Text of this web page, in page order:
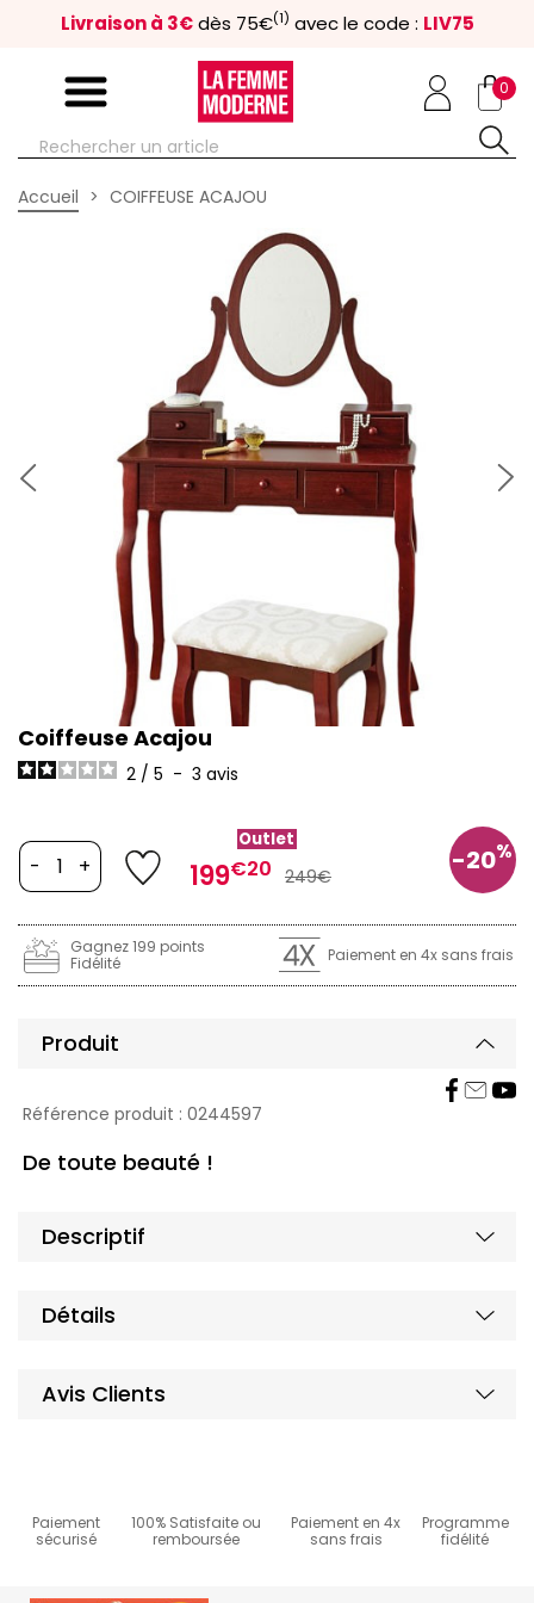
Livraison à 3€ dès 75€(1) avec le code : LIV75
0
Accueil COIFFEUSE ACAJOU
Coiffeuse Acajou
2 / 5 - 3 avis
Outlet
199€20 249€
-20%
- +
Gagnez 199 points
Fidélité
Paiement en 4x sans frais
Produit
Référence produit : 0244597
De toute beauté !
Descriptif
Détails
Avis Clients
Basé sur3
avis soumis à un
Paiement
sécurisé
100% Satisfaite ou
remboursée
Paiement en 4x
sans frais
Programme
fidélité